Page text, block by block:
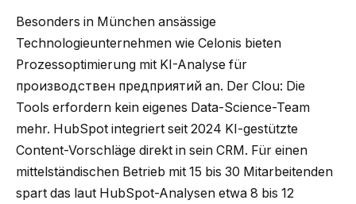
Besonders in München ansässige
Technologieunternehmen wie Celonis bieten
Prozessoptimierung mit KI-Analyse für
производствен предприятий an. Der Clou: Die
Tools erfordern kein eigenes Data-Science-Team
mehr. HubSpot integriert seit 2024 KI-gestützte
Content-Vorschläge direkt in sein CRM. Für einen
mittelständischen Betrieb mit 15 bis 30 Mitarbeitenden
spart das laut HubSpot-Analysen etwa 8 bis 12